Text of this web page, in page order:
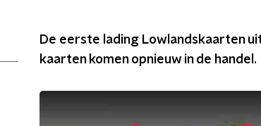
De eerste lading Lowlandskaarten
kaarten komen opnieuw in de handel.